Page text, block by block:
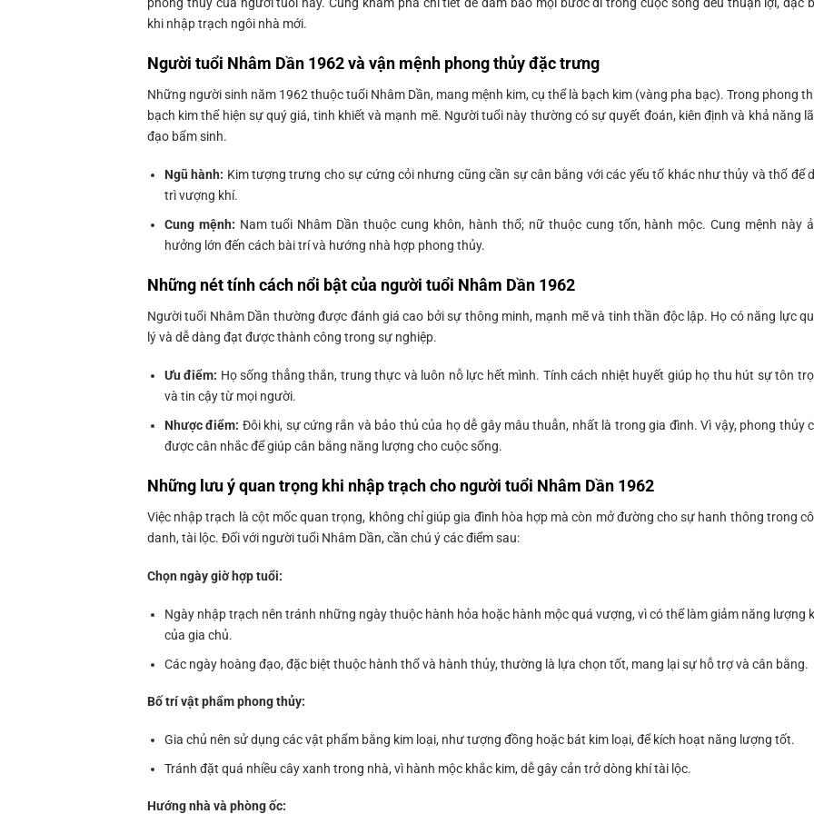
khi nhập trạch ngôi nhà mới.
Người tuổi Nhâm Dần 1962 và vận mệnh phong thủy đặc trưng
Những người sinh năm 1962 thuộc tuổi Nhâm Dần, mang mệnh kim, cụ thể là bạch kim (vàng pha bạc). Trong phong
bạch kim thể hiện sự quý giá, tinh khiết và mạnh mẽ. Người tuổi này thường có sự quyết đoán, kiên định và khả năng
đạo bẩm sinh.
Ngũ hành: Kim tượng trưng cho sự cứng cỏi nhưng cũng cần sự cân bằng với các yếu tố khác như thủy và thổ để
trì vượng khí.
Cung mệnh: Nam tuổi Nhâm Dần thuộc cung khôn, hành thổ; nữ thuộc cung tốn, hành mộc. Cung mệnh này
hưởng lớn đến cách bài trí và hướng nhà hợp phong thủy.
Những nét tính cách nổi bật của người tuổi Nhâm Dần 1962
Người tuổi Nhâm Dần thường được đánh giá cao bởi sự thông minh, mạnh mẽ và tinh thần độc lập. Họ có năng lực
lý và dễ dàng đạt được thành công trong sự nghiệp.
Ưu điểm: Họ sống thẳng thắn, trung thực và luôn nỗ lực hết mình. Tính cách nhiệt huyết giúp họ thu hút sự tôn
và tin cậy từ mọi người.
Nhược điểm: Đôi khi, sự cứng rắn và bảo thủ của họ dễ gây mâu thuẫn, nhất là trong gia đình. Vì vậy, phong thủy
được cân nhắc để giúp cân bằng năng lượng cho cuộc sống.
Những lưu ý quan trọng khi nhập trạch cho người tuổi Nhâm Dần 1962
Việc nhập trạch là cột mốc quan trọng, không chỉ giúp gia đình hòa hợp mà còn mở đường cho sự hanh thông trong
danh, tài lộc. Đối với người tuổi Nhâm Dần, cần chú ý các điểm sau:
Chọn ngày giờ hợp tuổi:
Ngày nhập trạch nên tránh những ngày thuộc hành hỏa hoặc hành mộc quá vượng, vì có thể làm giảm năng lượng
của gia chủ.
Các ngày hoàng đạo, đặc biệt thuộc hành thổ và hành thủy, thường là lựa chọn tốt, mang lại sự hỗ trợ và cân bằng.
Bố trí vật phẩm phong thủy:
Gia chủ nên sử dụng các vật phẩm bằng kim loại, như tượng đồng hoặc bát kim loại, để kích hoạt năng lượng tốt.
Tránh đặt quá nhiều cây xanh trong nhà, vì hành mộc khắc kim, dễ gây cản trở dòng khí tài lộc.
Hướng nhà và phòng ốc: